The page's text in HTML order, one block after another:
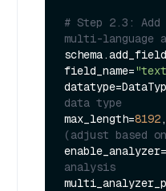
# Step 2.3:
multi-language
field_name=
data type
max_length=8192,
(adjust based
enable_analyzer=
analysis